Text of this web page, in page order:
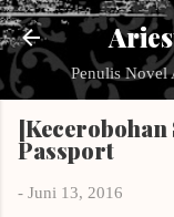
Penulis Novel
[Kecerobohan
Passport
- Juni 13, 2016